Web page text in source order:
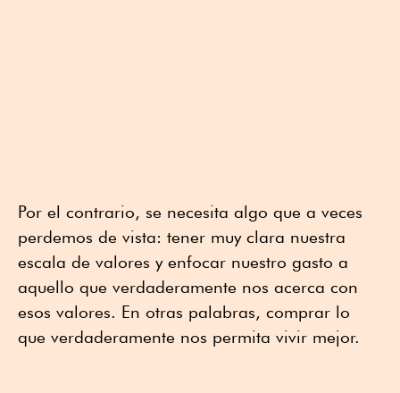
Por el contrario, se necesita algo que a veces
perdemos de vista: tener muy clara nuestra
escala de valores y enfocar nuestro gasto a
aquello que verdaderamente nos acerca con
esos valores. En otras palabras, comprar lo
que verdaderamente nos permita vivir mejor.